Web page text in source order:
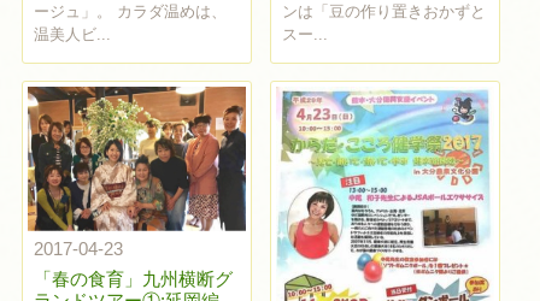
ージュ」。 カラダ温めは、
温美人ビ...
ンは「豆の作り置きおかずと
スー...
2017-04-23
「春の食育」九州横断グ